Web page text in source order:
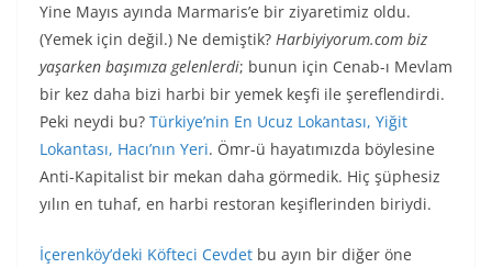
Yine Mayıs ayında Marmaris’e bir ziyaretimiz oldu.
(Yemek için değil.) Ne demiştik? Harbiyiyorum.com biz
yaşarken başımıza gelenlerdi; bunun için Cenab-ı Mevlam
bir kez daha bizi harbi bir yemek keşfi ile şereflendirdi.
Peki neydi bu? Türkiye’nin En Ucuz Lokantası, Yiğit
Lokantası, Hacı’nın Yeri. Ömr-ü hayatımızda böylesine
Anti-Kapitalist bir mekan daha görmedik. Hiç şüphesiz
yılın en tuhaf, en harbi restoran keşiflerinden biriydi.
İçerenköy’deki Köfteci Cevdet bu ayın bir diğer öne